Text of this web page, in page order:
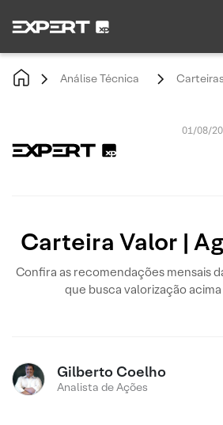
Análise Técnica
01/08/
Carteira Valor |
Confira as recomendações mensais
que busca valorização
Gilberto Coelho
Analista de Ações